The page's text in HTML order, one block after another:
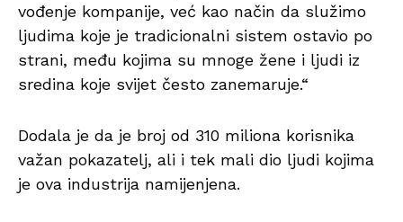
vođenje kompanije, već kao način da služimo
ljudima koje je tradicionalni sistem ostavio po
strani, među kojima su mnoge žene i ljudi iz
sredina koje svijet često zanemaruje.“
Dodala je da je broj od 310 miliona korisnika
važan pokazatelj, ali i tek mali dio ljudi kojima
je ova industrija namijenjena.